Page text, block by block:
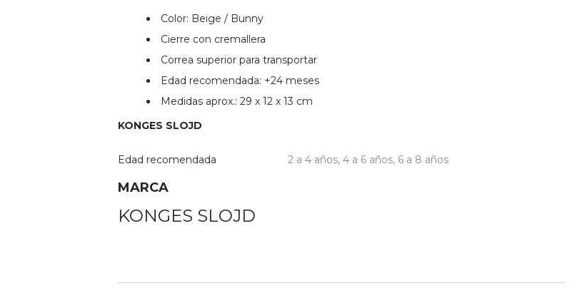
Color: Beige / Bunny
Cierre con cremallera
Correa superior para transportar
Edad recomendada: +24 meses
Medidas aprox.: 29 x 12 x 13 cm
KONGES SLOJD
Edad recomendada 2 a 4 años, 4 a 6 años, 6 a 8 años
MARCA
KONGES SLOJD